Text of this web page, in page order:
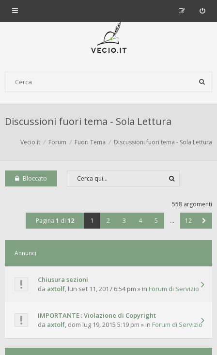
Discussioni fuori tema - Sola Lettura
Vecio.it Forum Fuori Tema Discussioni fuori tema - Sola Lettura
Bloccato
558 argomenti
Pagina 1 di 12 1 2 3 4 5 … 12
Annunci
Chiusura sezioni
da axtolf, lun set 11, 2017 6:54 pm » in Forum di Servizio
IMPORTANTE : Violazione di Copyright
da axtolf, dom lug 19, 2015 5:19 pm » in Forum di Servizio